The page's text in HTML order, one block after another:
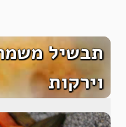
תבשיל
וירקות